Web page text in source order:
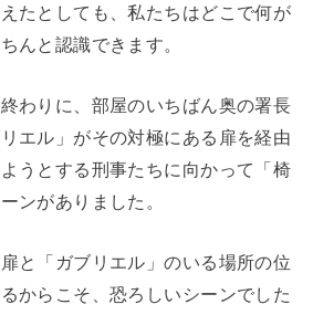
たとしても、私たちはどこで何が
んと認識できます。
わりに、部屋のいちばん奥の署長
エル」がその対極にある扉を経由
うとする刑事たちに向かって「椅
ンがありました。
と「ガブリエル」のいる場所の位
からこそ、恐ろしいシーンでした